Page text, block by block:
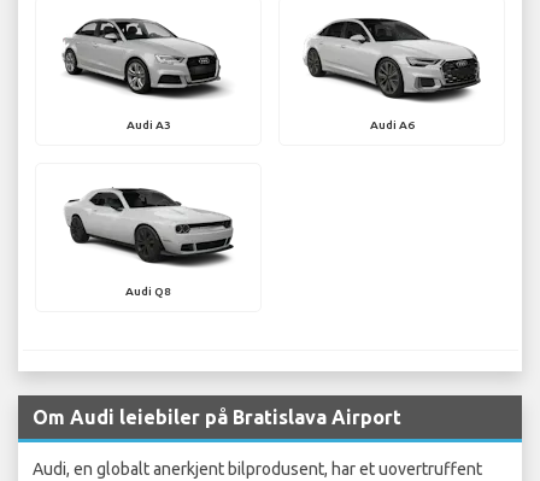
Audi A3 Audi A6
Audi Q8
Om Audi leiebiler på Bratislava Airport
Audi, en globalt anerkjent bilprodusent, har et uovertruffent